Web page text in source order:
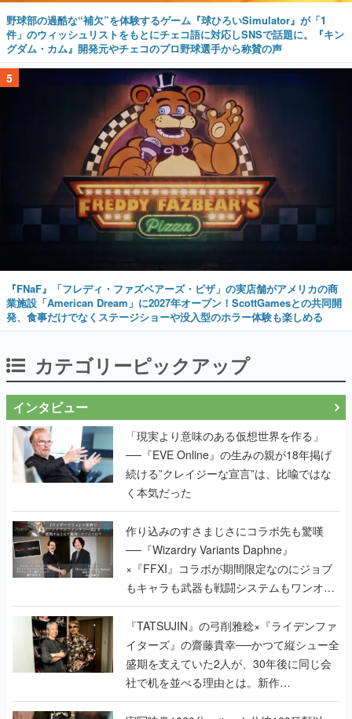
野球部の過酷な“補欠”を体験するゲーム『球ひろいSimulator』が「1
件」のウィッシュリストをもとにチェコ語に対応しSNSで話題に。『キン
グダム・カム』開発元やチェコのプロ野球選手から称賛の声
5
『FNaF』「フレディ・ファズベアーズ・ピザ」の実店舗がアメリカの商
業施設「American Dream」に2027年オープン！ScottGamesとの共同開
発、食事だけでなくステージショーや没入型のホラー体験も楽しめる
カテゴリーピックアップ
インタビュー
「現実より意味のある仮想世界を作る」
──『EVE Online』の生みの親が18年掲げ
続ける”クレイジーな宣言”は、比喩ではな
く本気だった
作り込みのすさまじさにコラボ先も驚嘆
──『Wizardry Variants Daphne』
×『FFXI』コラボが期間限定なのにジョブ
もキャラも武器も戦闘システムもワンオフ
で作り込まれた理由を両ディレクターに聞
く
『TATSUJIN』の弓削雅稔×『ライデンファ
イターズ』の齋藤貴幸──かつて縦シュー全
盛期を支えていた2人が、30年後に同じ会
社で机を並べる理由とは。新作
『TATSUJIN EXTREME』で初タッグを組